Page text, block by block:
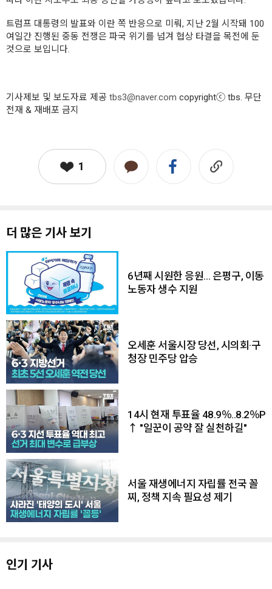
트럼프 대통령의 발표와 이란 쪽 반응으로 미뤄, 지난 2월 시작돼 100
여일간 진행된 중동 전쟁은 파국 위기를 넘겨 협상 타결을 목전에 둔
것으로 보입니다.
기사제보 및 보도자료 제공 tbs3@naver.com copyrightⓒ tbs. 무단
전재 & 재배포 금지
1
더 많은 기사 보기
6년째 시원한 응원… 은평구, 이동
노동자 생수 지원
오세훈 서울시장 당선, 시의회·구
청장 민주당 압승
14시 현재 투표율 48.9％..8.2％P
↑ "일꾼이 공약 잘 실천하길"
서울 재생에너지 자립률 전국 꼴
찌, 정책 지속 필요성 제기
인기 기사